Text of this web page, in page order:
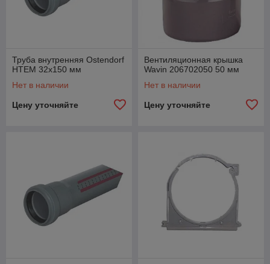
Труба внутренняя Ostendorf
HTEM 32x150 мм
Нет в наличии
Цену уточняйте
Вентиляционная крышка
Wavin 206702050 50 мм
Нет в наличии
Цену уточняйте